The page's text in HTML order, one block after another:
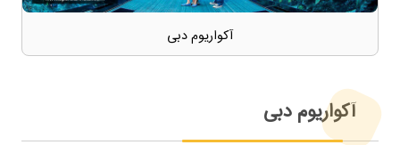
آکواریوم دبی
آکواریوم دبی